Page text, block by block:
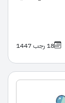
18 رجب 1447